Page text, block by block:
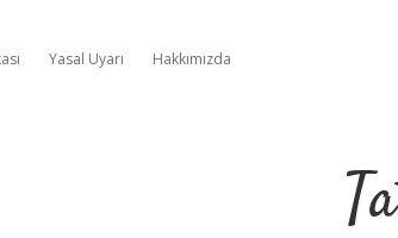
Yasal Uyarı Hakkımızda